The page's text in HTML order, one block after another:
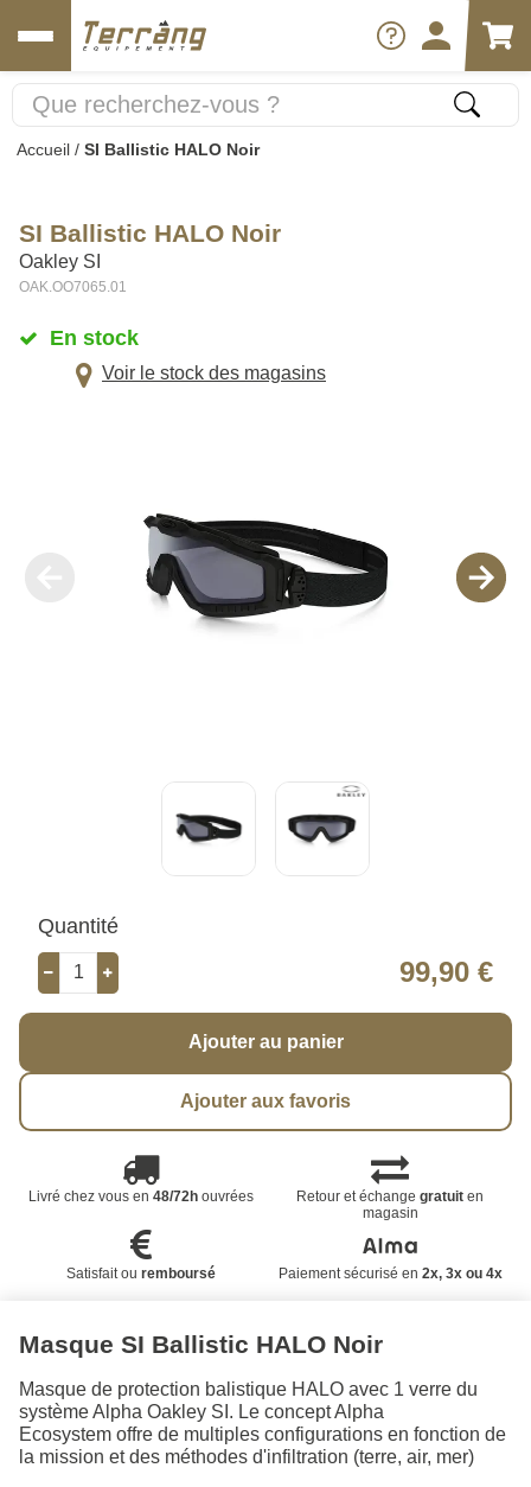
Accueil / SI Ballistic HALO Noir
SI Ballistic HALO Noir
Oakley SI
OAK.OO7065.01
En stock
Voir le stock des magasins
Quantité
99,90 €
Ajouter au panier
Ajouter aux favoris
Livré chez vous en 48/72houvrées Retour et échangegratuit en
magasin
Satisfait ou remboursé Paiement sécurisé en 2x, 3x ou 4x
Masque SI Ballistic HALO Noir
Masque de protection balistique HALO avec 1 verre du
système Alpha Oakley SI. Le concept Alpha
Ecosystem offre de multiples configurations en fonction de
la mission et des méthodes d'infiltration (terre, air, mer)